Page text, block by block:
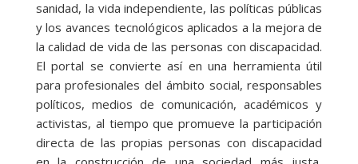
sanidad, la vida independiente, las políticas públicas
y los avances tecnológicos aplicados a la mejora de
la calidad de vida de las personas con discapacidad.
El portal se convierte así en una herramienta útil
para profesionales del ámbito social, responsables
políticos, medios de comunicación, académicos y
activistas, al tiempo que promueve la participación
directa de las propias personas con discapacidad